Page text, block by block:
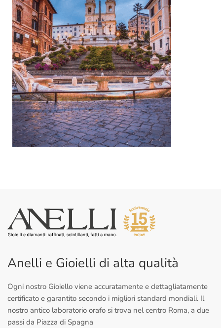
Anelli e Gioielli di alta qualità
Ogni nostro Gioiello viene accuratamente e dettagliatamente
certificato e garantito secondo i migliori standard mondiali. Il
nostro antico laboratorio orafo si trova nel centro Roma, a due
passi da Piazza di Spagna